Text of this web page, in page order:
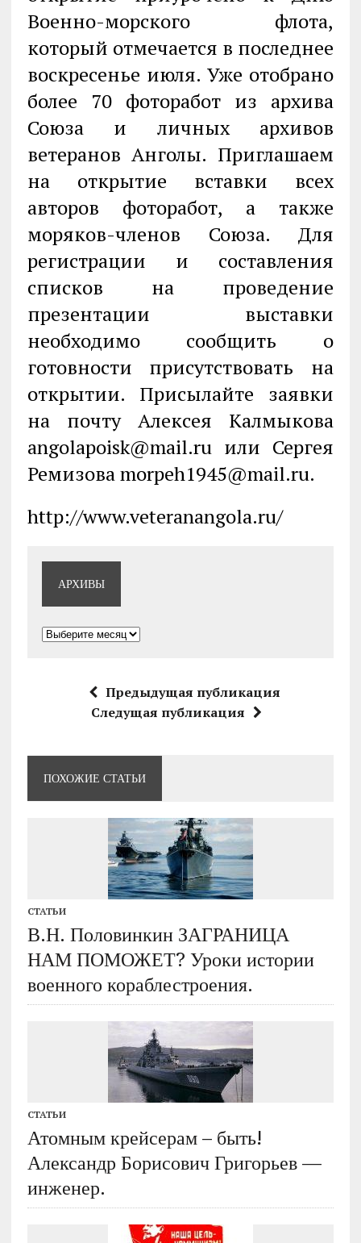
Военно-морского флота,
который отмечается в последнее
воскресенье июля. Уже отобрано
более 70 фоторабот из архива
Союза и личных архивов
ветеранов Анголы. Приглашаем
на открытие вставки всех
авторов фоторабот, а также
моряков-членов Союза. Для
регистрации и составления
списков на проведение
презентации выставки
необходимо сообщить о
готовности присутствовать на
открытии. Присылайте заявки
на почту Алексея Калмыкова
angolapoisk@mail.ru или Сергея
Ремизова morpeh1945@mail.ru.
http://www.veteranangola.ru/
АРХИВЫ
Архивы
Предыдущая публикация
Следущая публикация
ПОХОЖИЕ СТАТЬИ
СТАТЬИ
В.Н. Половинкин ЗАГРАНИЦА
НАМ ПОМОЖЕТ? Уроки истории
военного кораблестроения.
СТАТЬИ
Атомным крейсерам – быть!
Александр Борисович Григорьев —
инженер.